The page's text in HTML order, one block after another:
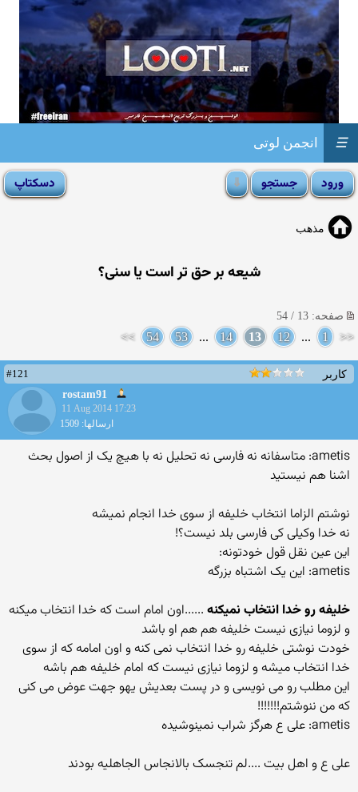
انجمن لوتی ☰
مذهب
شیعه بر حق تر است یا سنی؟
صفحه: 13 / 54
<<
1
...
12
13
14
...
53
54
>>
کاربر
#121
rostam91
11 Aug 2014 17:23
ارسالها: 1509
ametis: متاسفانه نه فارسی نه تحلیل نه با هیچ یک از اصول بحث
اشنا هم نیستید
نوشتم الزاما انتخاب خلیفه از سوی خدا انجام نمیشه
نه خدا وکیلی کی فارسی بلد نیست؟!
این عین نقل قول خودتونه:
ametis: این یک اشتباه بزرگه
خلیفه رو خدا انتخاب نمیکنه ......اون امام است که خدا انتخاب میکنه
و لزوما نیازی نیست خلیفه هم هم او باشد
خودت نوشتی خلیفه رو خدا انتخاب نمی کنه و اون امامه که از سوی
خدا انتخاب میشه و لزوما نیازی نیست که امام خلیفه هم باشه
این مطلب رو می نویسی و در پست بعدیش یهو جهت عوض می کنی
که من ننوشتم!!!!!!!
ametis: علی ع هرگز شراب نمینوشیده
علی ع و اهل بیت ....لم تنجسک بالانجاس الجاهلیه بودند